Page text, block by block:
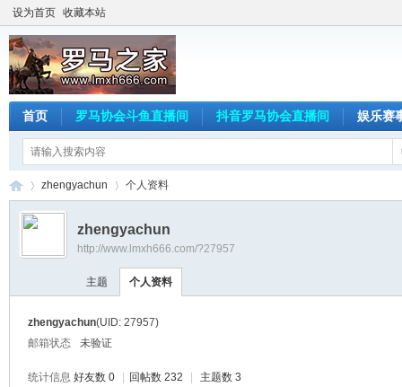
设为首页 收藏本站
首页 罗马协会斗鱼直播间 抖音罗马协会直播间 娱乐赛
›
zhengyachun 个人资料
zhengyachun
http://www.lmxh666.com/?27957
主题 个人资料
zhengyachun(UID: 27957)
邮箱状态
未验证
统计信息 好友数 0 回帖数 232 主题数 3